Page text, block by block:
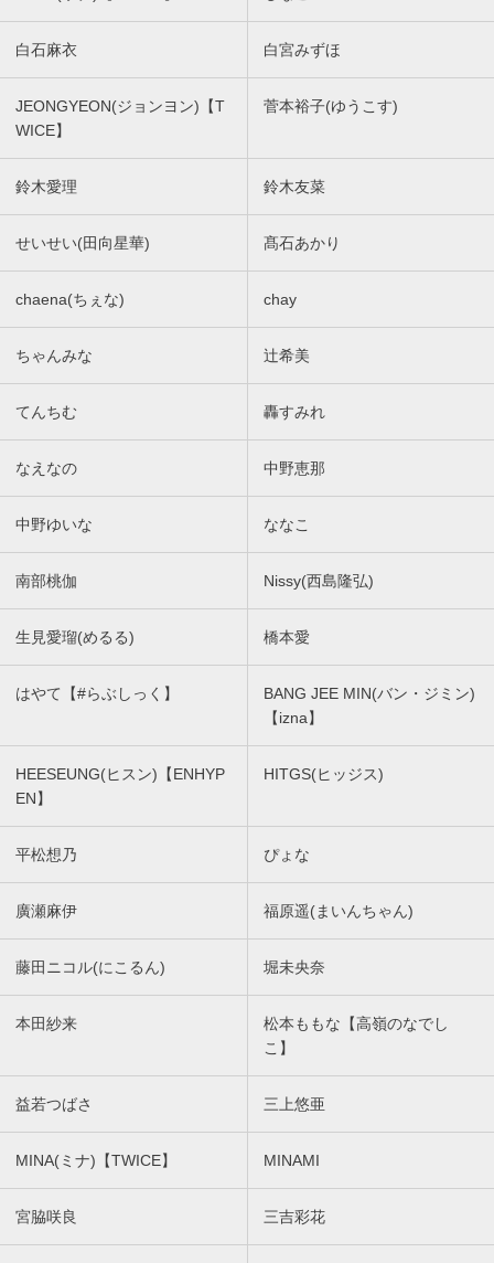
白石麻衣 白宮みずほ
JEONGYEON(ジョンヨン)【T
WICE】
菅本裕子(ゆうこす)
鈴木愛理 鈴木友菜
せいせい(田向星華) 髙石あかり
chaena(ちぇな) chay
ちゃんみな 辻希美
てんちむ 轟すみれ
なえなの 中野恵那
中野ゆいな ななこ
南部桃伽 Nissy(西島隆弘)
生見愛瑠(めるる) 橋本愛
はやて【#らぶしっく】
BANG JEE MIN(バン・ジミン)
【izna】
HEESEUNG(ヒスン)【ENHYP
EN】
HITGS(ヒッジス)
平松想乃 ぴょな
廣瀬麻伊 福原遥(まいんちゃん)
藤田ニコル(にこるん) 堀未央奈
本田紗来
松本ももな【高嶺のなでし
こ】
益若つばさ 三上悠亜
MINA(ミナ)【TWICE】 MINAMI
宮脇咲良 三吉彩花